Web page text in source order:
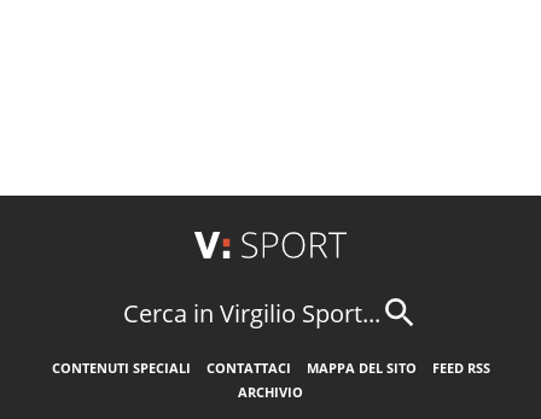
Cerca in Virgilio Sport...
CONTENUTI SPECIALI CONTATTACI MAPPA DEL SITO
FEED RSS
ARCHIVIO